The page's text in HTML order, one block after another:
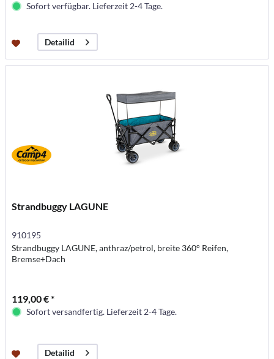
Sofort verfügbar. Lieferzeit 2-4 Tage.
Detailid
Strandbuggy LAGUNE
910195
Strandbuggy LAGUNE, anthraz/petrol, breite 360° Reifen,
Bremse+Dach
119,00 € *
Sofort versandfertig. Lieferzeit 2-4 Tage.
Detailid